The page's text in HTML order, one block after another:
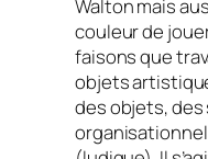
Walton mais
couleur de
faisons que
objets
des objets,